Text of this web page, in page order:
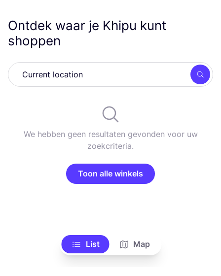
Ontdek waar je Khipu kunt
shoppen
Zoek
We hebben geen resultaten gevonden voor uw
zoekcriteria.
Toon alle winkels
List Map